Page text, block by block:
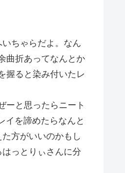
ちゃらだよ。なん
曲折あってなんとか
握ると染み付いたレ
ーと思ったらニート
イを諦めたらなんと
方がいいのかもし
っとりぃさんに分